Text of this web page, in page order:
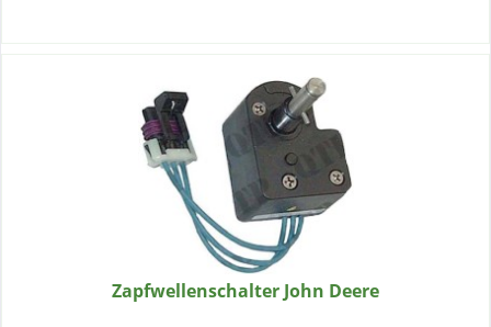
Zapfwellenschalter John Deere